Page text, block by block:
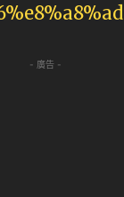
- 廣告 -